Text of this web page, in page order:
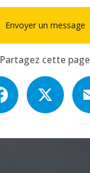
Envoyer un message
Partagez cette page
Facebook